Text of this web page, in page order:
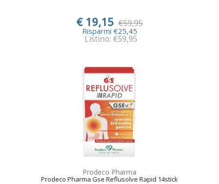
€ 19,15 €59,95
Risparmi €25,45
Listino: €59,95
Prodeco Pharma
Prodeco Pharma Gse Reflusolve Rapid 14stick